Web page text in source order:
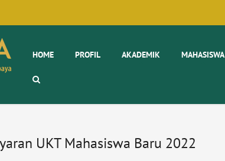
HOME PROFIL AKADEMIK MAHASISWA
UKT Mahasiswa Baru 2022